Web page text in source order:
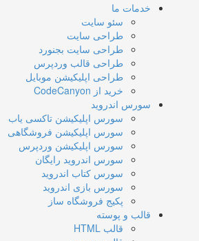
خدمات ما
سئو سایت
طراحی سایت
طراحی سایت بجنورد
طراحی قالب وردپرس
طراحی اپلیکیشن موبایل
خرید از CodeCanyon
سورس اندروید
سورس اپلیکیشن تاکسی یاب
سورس اپلیکیشن فروشگاهی
سورس اپلیکیشن وردپرس
سورس اندروید رایگان
سورس کتاب اندروید
سورس بازی اندروید
پکیج فروشگاه ساز
قالب و پوسته
قالب HTML